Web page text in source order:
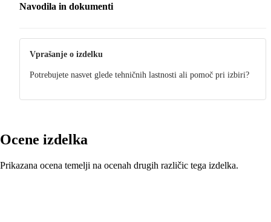
Navodila in dokumenti
Vprašanje o izdelku
Potrebujete nasvet glede tehničnih lastnosti ali pomoč pri izbiri?
Ocene izdelka
Prikazana ocena temelji na ocenah drugih različic tega izdelka.